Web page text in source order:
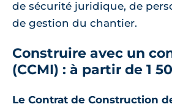
de sécurité juridique, de
de gestion du chantier.
Construire avec un
(CCMI) : à partir de 1
Le Contrat de Construction